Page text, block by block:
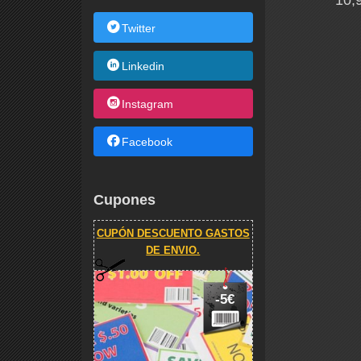
Twitter
Linkedin
Instagram
Facebook
Cupones
CUPÓN DESCUENTO GASTOS
DE ENVIO.
-5€